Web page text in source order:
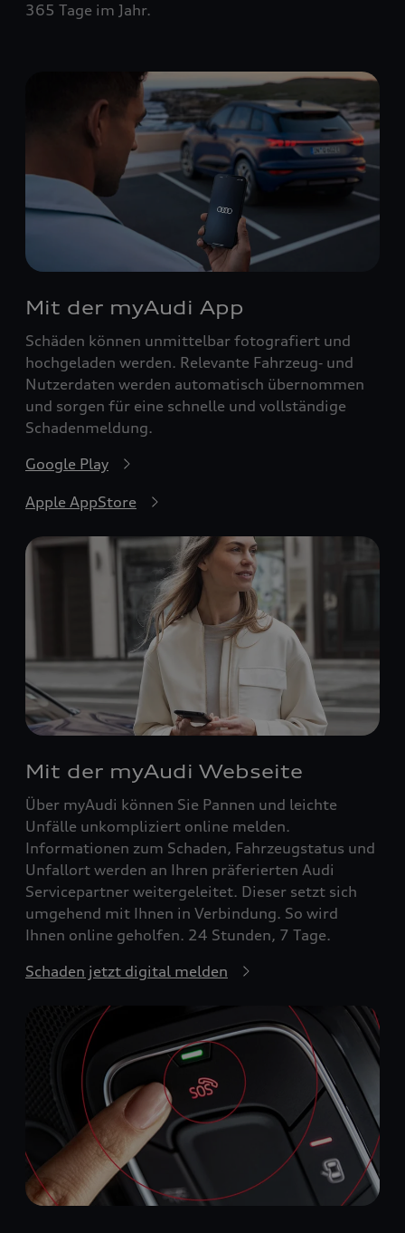
365 Tage im Jahr.
Mit der myAudi App
Schäden können unmittelbar fotografiert und
hochgeladen werden. Relevante Fahrzeug‑ und
Nutzerdaten werden automatisch übernommen
und sorgen für eine schnelle und vollständige
Schadenmeldung.
Google Play
Apple AppStore
Mit der myAudi Webseite
Über myAudi können Sie Pannen und leichte
Unfälle unkompliziert online melden.
Informationen zum Schaden, Fahrzeugstatus und
Unfallort werden an Ihren präferierten Audi
Servicepartner weitergeleitet. Dieser setzt sich
umgehend mit Ihnen in Verbindung. So wird
Ihnen online geholfen. 24 Stunden, 7 Tage.
Schaden jetzt digital melden